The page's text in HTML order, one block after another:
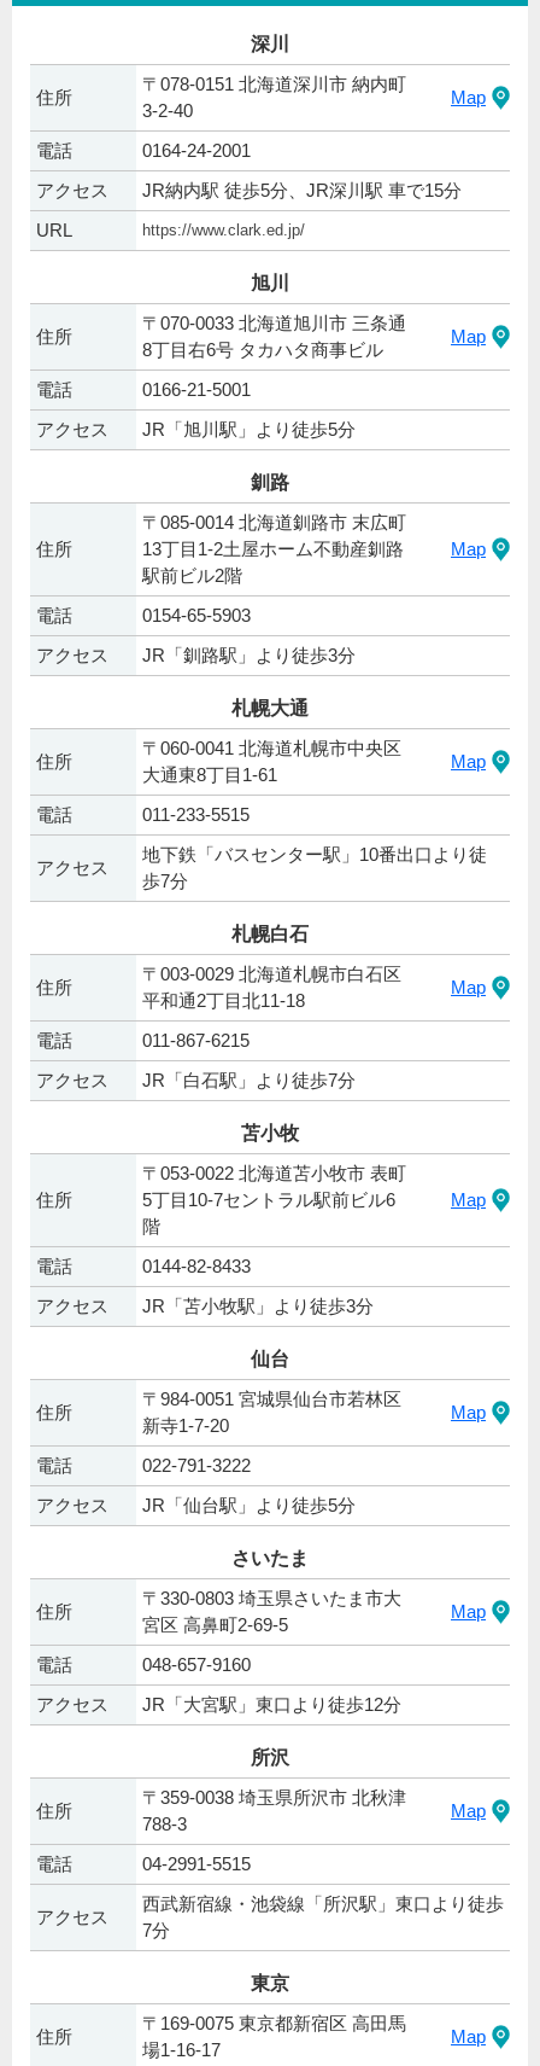
深川
住所
〒078-0151 北海道深川市 納内町
3-2-40
Map
電話
0164-24-2001
アクセス
JR納内駅 徒歩5分、JR深川駅 車で15分
URL
https://www.clark.ed.jp/
旭川
住所
〒070-0033 北海道旭川市 三条通
8丁目右6号 タカハタ商事ビル
Map
電話
0166-21-5001
アクセス
JR「旭川駅」より徒歩5分
釧路
住所
〒085-0014 北海道釧路市 末広町
13丁目1-2土屋ホーム不動産釧路
駅前ビル2階
Map
電話
0154-65-5903
アクセス
JR「釧路駅」より徒歩3分
札幌大通
住所
〒060-0041 北海道札幌市中央区
大通東8丁目1-61
Map
電話 011-233-5515
アクセス
地下鉄「バスセンター駅」10番出口より徒
歩7分
札幌白石
住所
〒003-0029 北海道札幌市白石区
平和通2丁目北11-18
Map
電話
011-867-6215
アクセス
JR「白石駅」より徒歩7分
苫小牧
住所
〒053-0022 北海道苫小牧市 表町
5丁目10-7セントラル駅前ビル6
階
Map
電話
0144-82-8433
アクセス
JR「苫小牧駅」より徒歩3分
仙台
住所
〒984-0051 宮城県仙台市若林区
新寺1-7-20
Map
電話
022-791-3222
アクセス
JR「仙台駅」より徒歩5分
さいたま
住所
〒330-0803 埼玉県さいたま市大
宮区 高鼻町2-69-5
Map
電話
048-657-9160
アクセス
JR「大宮駅」東口より徒歩12分
所沢
住所
〒359-0038 埼玉県所沢市 北秋津
788-3
Map
電話 04-2991-5515
アクセス
西武新宿線・池袋線「所沢駅」東口より徒歩
7分
東京
住所
〒169-0075 東京都新宿区 高田馬
場1-16-17
Map